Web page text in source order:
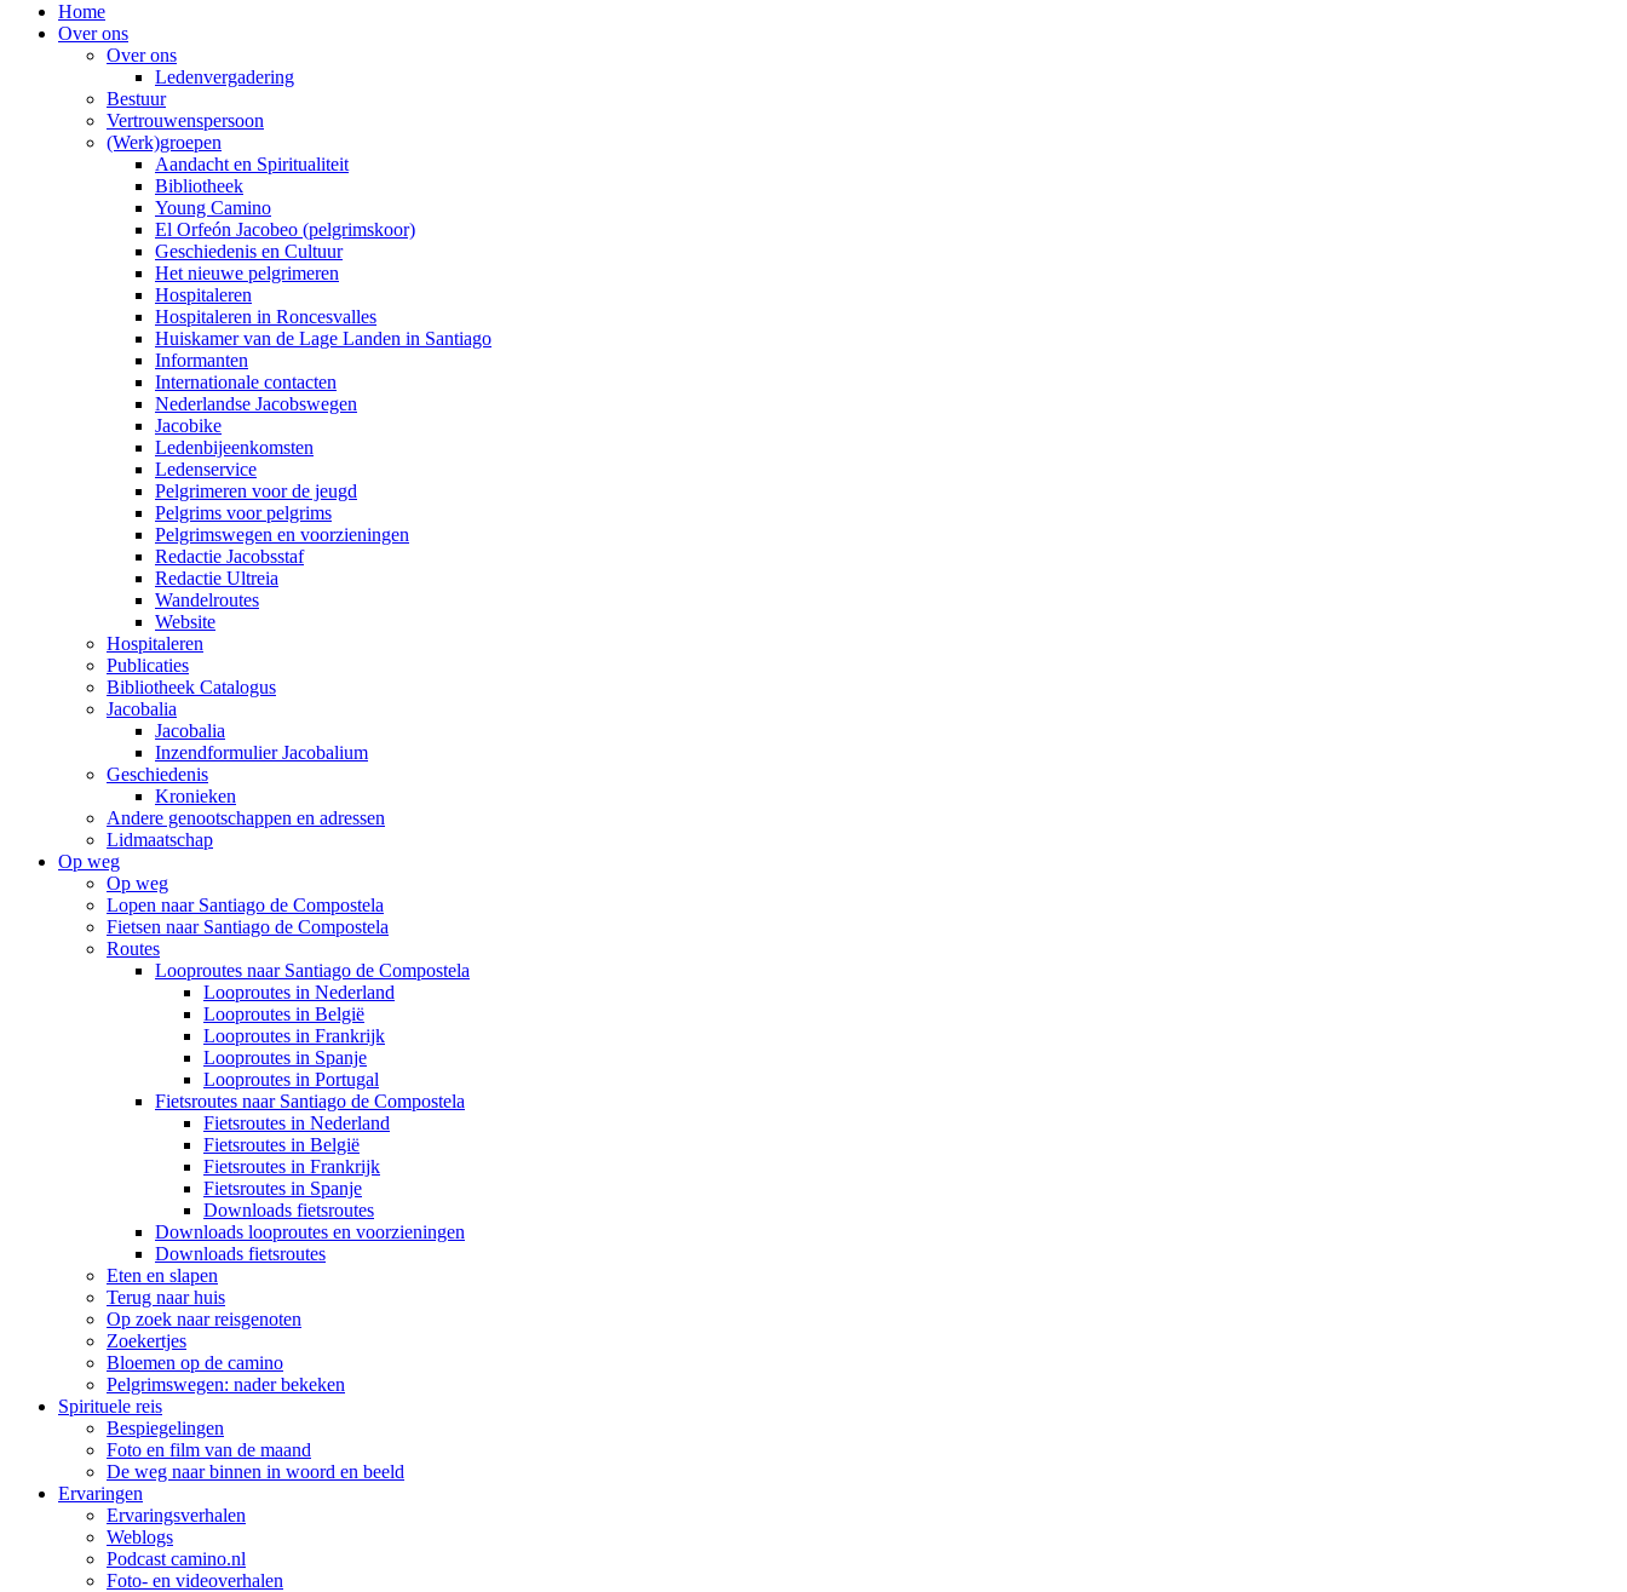
Home
Over ons
Over ons
Ledenvergadering
Bestuur
Vertrouwenspersoon
(Werk)groepen
Aandacht en Spiritualiteit
Bibliotheek
Young Camino
El Orfeón Jacobeo (pelgrimskoor)
Geschiedenis en Cultuur
Het nieuwe pelgrimeren
Hospitaleren
Hospitaleren in Roncesvalles
Huiskamer van de Lage Landen in Santiago
Informanten
Internationale contacten
Nederlandse Jacobswegen
Jacobike
Ledenbijeenkomsten
Ledenservice
Pelgrimeren voor de jeugd
Pelgrims voor pelgrims
Pelgrimswegen en voorzieningen
Redactie Jacobsstaf
Redactie Ultreia
Wandelroutes
Website
Hospitaleren
Publicaties
Bibliotheek Catalogus
Jacobalia
Jacobalia
Inzendformulier Jacobalium
Geschiedenis
Kronieken
Andere genootschappen en adressen
Lidmaatschap
Op weg
Op weg
Lopen naar Santiago de Compostela
Fietsen naar Santiago de Compostela
Routes
Looproutes naar Santiago de Compostela
Looproutes in Nederland
Looproutes in België
Looproutes in Frankrijk
Looproutes in Spanje
Looproutes in Portugal
Fietsroutes naar Santiago de Compostela
Fietsroutes in Nederland
Fietsroutes in België
Fietsroutes in Frankrijk
Fietsroutes in Spanje
Downloads fietsroutes
Downloads looproutes en voorzieningen
Downloads fietsroutes
Eten en slapen
Terug naar huis
Op zoek naar reisgenoten
Zoekertjes
Bloemen op de camino
Pelgrimswegen: nader bekeken
Spirituele reis
Bespiegelingen
Foto en film van de maand
De weg naar binnen in woord en beeld
Ervaringen
Ervaringsverhalen
Weblogs
Podcast camino.nl
Foto- en videoverhalen